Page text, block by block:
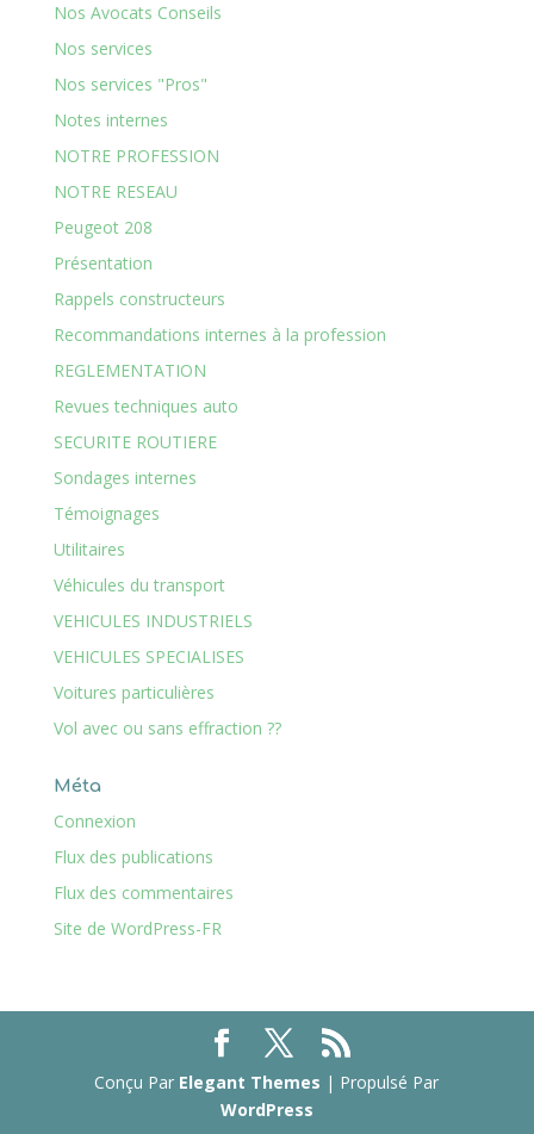
Nos Avocats Conseils
Nos services
Nos services "Pros"
Notes internes
NOTRE PROFESSION
NOTRE RESEAU
Peugeot 208
Présentation
Rappels constructeurs
Recommandations internes à la profession
REGLEMENTATION
Revues techniques auto
SECURITE ROUTIERE
Sondages internes
Témoignages
Utilitaires
Véhicules du transport
VEHICULES INDUSTRIELS
VEHICULES SPECIALISES
Voitures particulières
Vol avec ou sans effraction ??
Méta
Connexion
Flux des publications
Flux des commentaires
Site de WordPress-FR
Conçu Par Elegant Themes | Propulsé Par
WordPress